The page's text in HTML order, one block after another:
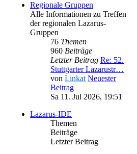
Regionale Gruppen
Alle Informationen zu Treffen
der regionalen Lazarus-
Gruppen
76 Themen
960 Beiträge
Letzter Beitrag Re: 52.
Stuttgarter Lazarustr…
von Linkat Neuester
Beitrag
Sa 11. Jul 2026, 19:51
Lazarus-IDE
Themen
Beiträge
Letzter Beitrag